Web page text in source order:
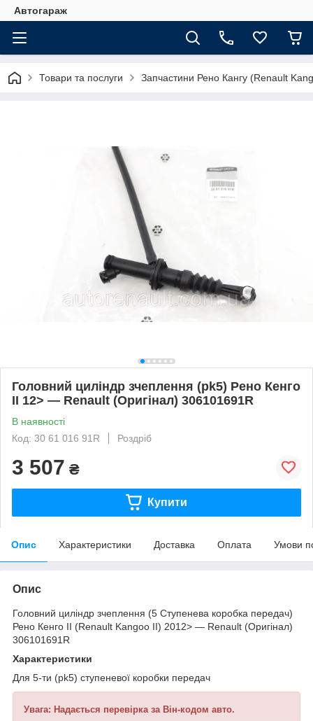
Автогараж
Товари та послуги Запчастини Рено Кангу (Renault
Головний циліндр зчеплення (pk5) Рено Кенго
II 12> — Renault (Oригінал) 306101691R
В наявності
Код: 30 61 016 91R
Роздріб
3 507 ₴
Купити
Опис Характеристики Доставка Оплата Умови
Опис
Головний циліндр зчеплення (5 Ступенева коробка передач)
Рено Кенго II (Renault Kangoo II) 2012> — Renault (Oригінал)
306101691R
Характеристики
Для 5-ти (pk5) ступеневої коробки передач
Увага: Надається перевірка за Він-кодом авто.